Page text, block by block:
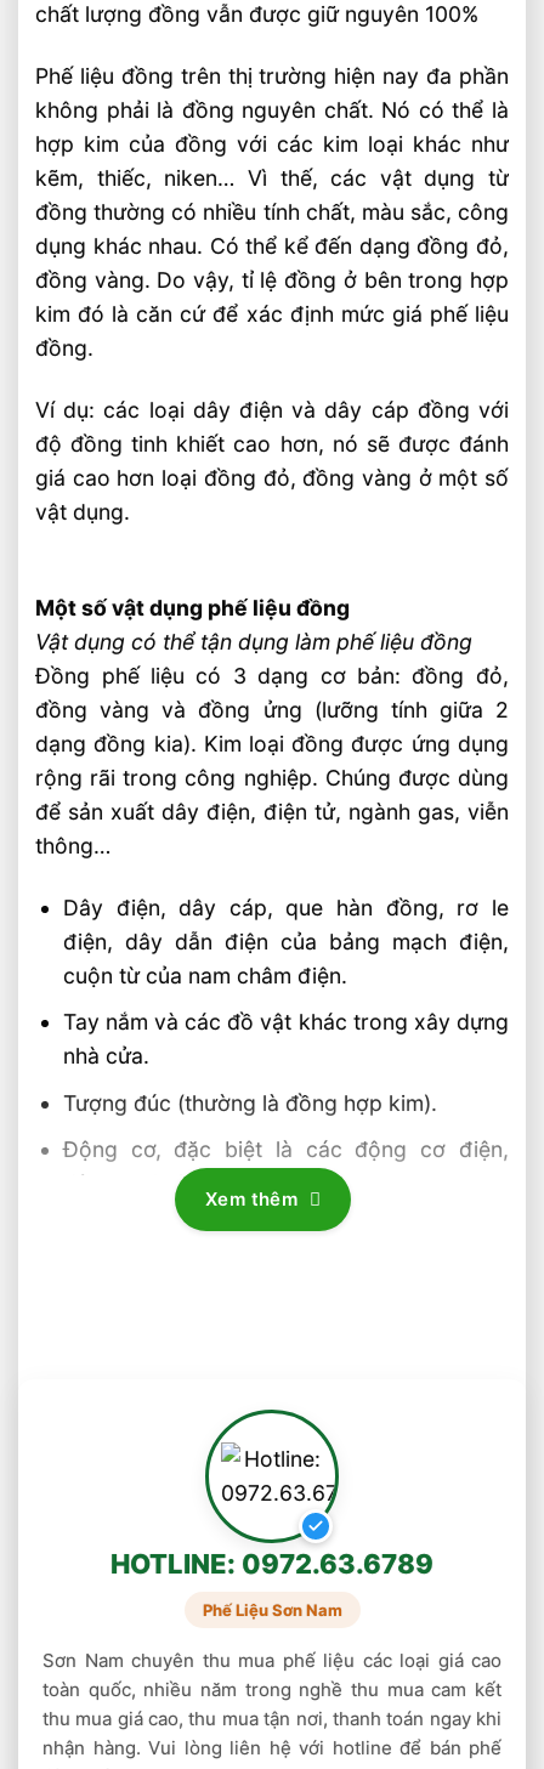
chất lượng đồng vẫn được giữ nguyên 100%
Phế liệu đồng trên thị trường hiện nay đa phần
không phải là đồng nguyên chất. Nó có thể là
hợp kim của đồng với các kim loại khác như
kẽm, thiếc, niken… Vì thế, các vật dụng từ
đồng thường có nhiều tính chất, màu sắc, công
dụng khác nhau. Có thể kể đến dạng đồng đỏ,
đồng vàng. Do vậy, tỉ lệ đồng ở bên trong hợp
kim đó là căn cứ để xác định mức giá phế liệu
đồng.
Ví dụ: các loại dây điện và dây cáp đồng với
độ đồng tinh khiết cao hơn, nó sẽ được đánh
giá cao hơn loại đồng đỏ, đồng vàng ở một số
vật dụng.
Một số vật dụng phế liệu đồng
Vật dụng có thể tận dụng làm phế liệu đồng
Đồng phế liệu có 3 dạng cơ bản: đồng đỏ,
đồng vàng và đồng ửng (lưỡng tính giữa 2
dạng đồng kia). Kim loại đồng được ứng dụng
rộng rãi trong công nghiệp. Chúng được dùng
để sản xuất dây điện, điện tử, ngành gas, viễn
thông…
Dây điện, dây cáp, que hàn đồng, rơ le
điện, dây dẫn điện của bảng mạch điện,
cuộn từ của nam châm điện.
Tay nắm và các đồ vật khác trong xây dựng
nhà cửa.
Tượng đúc (thường là đồng hợp kim).
Động cơ, đặc biệt là các động cơ điện,
động cơ hơi nước của Watt.
Ống tia âm cực, ống chân không, và
thìa, chảo rán…bằng niken đều chứa đồng.
Các loại nhạc khí, đặc biệt là các loại nhạc
khí từ đồng thau.
Bạn có thể tận dụng những vật này để bán phế
Thị trường thu mua phế liệu đồng giá cao
Thị trườngthu mua phế liệu đồng những năm
gần đây rất sôi động, phát triển trên diện rộng
Xem thêm
HOTLINE: 0972.63.6789
Phế Liệu Sơn Nam
Sơn Nam chuyên thu mua phế liệu các loại giá cao
toàn quốc, nhiều năm trong nghề thu mua cam kết
thu mua giá cao, thu mua tận nơi, thanh toán ngay khi
nhận hàng. Vui lòng liên hệ với hotline để bán phế